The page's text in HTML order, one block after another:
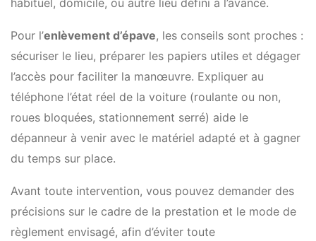
habituel, domicile, ou autre lieu défini à l’avance.
Pour l’enlèvement d’épave, les conseils sont proches :
sécuriser le lieu, préparer les papiers utiles et dégager
l’accès pour faciliter la manœuvre. Expliquer au
téléphone l’état réel de la voiture (roulante ou non,
roues bloquées, stationnement serré) aide le
dépanneur à venir avec le matériel adapté et à gagner
du temps sur place.
Avant toute intervention, vous pouvez demander des
précisions sur le cadre de la prestation et le mode de
règlement envisagé, afin d’éviter toute